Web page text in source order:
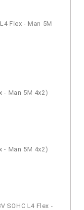
Flex - Man 5M
- Man 5M 4x2)
- Man 5M 4x2)
SOHC L4 Flex -